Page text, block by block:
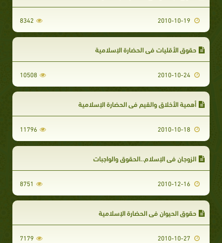
8342
حقوق الأقليات في الحضارة الإسلامية
10508
أهمية الأخلاق والقيم في الحضارة الإسلامية
11796
الزوجان في الإسلام..الحقوق والواجبات
8751
حقوق الحيوان في الحضارة الإسلامية
7179